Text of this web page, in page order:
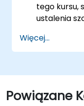
tego kursu,
ustalenia
Więcej...
Powiązane